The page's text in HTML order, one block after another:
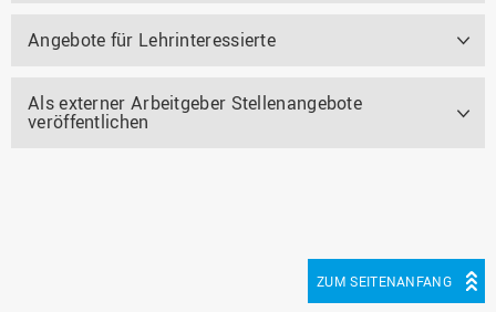
Angebote für Lehrinteressierte
Als externer Arbeitgeber Stellenangebote
veröffentlichen
ZUM SEITENANFANG